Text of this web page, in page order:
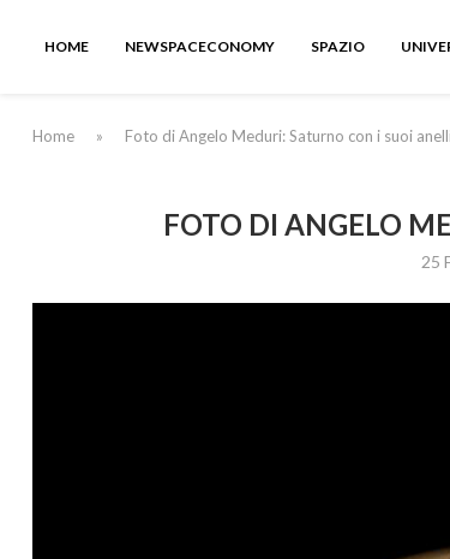
HOME NEWSPACECONOMY SPAZIO
Home » Foto di Angelo Meduri: Saturno con i suoi
FOTO DI ANGELO
25